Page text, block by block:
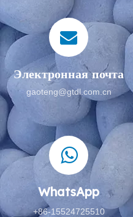
Электронная почта
gaoteng@gtdl.com.cn
WhatsApp
+86-15524725510